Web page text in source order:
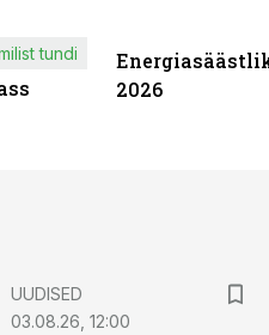
tundi
2026
UUDISED
03.08.26, 12:00